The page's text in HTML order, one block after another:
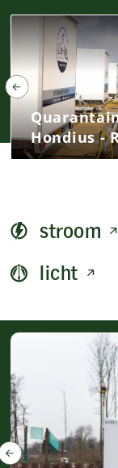
Hondius -
stroom
licht